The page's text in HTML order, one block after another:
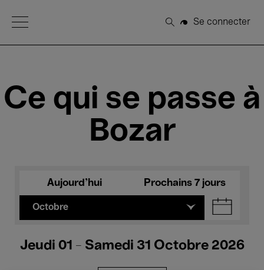
Open Menu
Rechercher
Se connecter
Ce qui se passe à
Bozar
Aujourd'hui Prochains 7 jours
Octobre
Jeudi 01 - Samedi 31 Octobre 2026